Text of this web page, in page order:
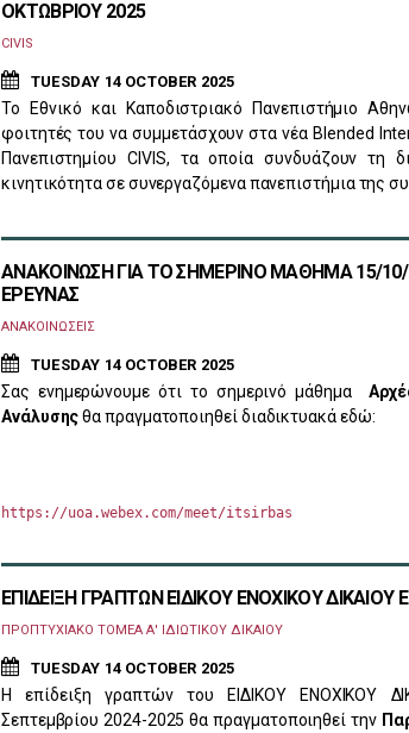
ΟΚΤΩΒΡΙΟΥ 2025
CIVIS
TUESDAY 14 OCTOBER 2025
Το Εθνικό και Καποδιστριακό Πανεπιστήμιο
φοιτητές του να συμμετάσχουν στα νέα Blended
Πανεπιστημίου CIVIS, τα οποία συνδυάζουν τη
κινητικότητα σε συνεργαζόμενα πανεπιστήμια της
ΑΝΑΚΟΙΝΩΣΗ ΓΙΑ ΤΟ ΣΗΜΕΡΙΝΟ ΜΑΘΗΜΑ 15/10/
ΕΡΕΥΝΑΣ
ΑΝΑΚΟΙΝΩΣΕΙΣ
TUESDAY 14 OCTOBER 2025
Σας ενημερώνουμε ότι το σημερινό μάθημα
Ανάλυσης θα πραγματοποιηθεί διαδικτυακά εδώ:
https://uoa.webex.com/meet/itsirbas
ΕΠΙΔΕΙΞΗ ΓΡΑΠΤΩΝ ΕΙΔΙΚΟΥ ΕΝΟΧΙΚΟΥ
ΠΡΟΠΤΥΧΙΑΚΟ ΤΟΜΕΑ Α' ΙΔΙΩΤΙΚΟΥ ΔΙΚΑΙΟΥ
TUESDAY 14 OCTOBER 2025
Η επίδειξη γραπτών του ΕΙΔΙΚΟΥ ΕΝΟΧΙΚΟΥ
Σεπτεμβρίου 2024-2025 θα πραγματοποιηθεί την